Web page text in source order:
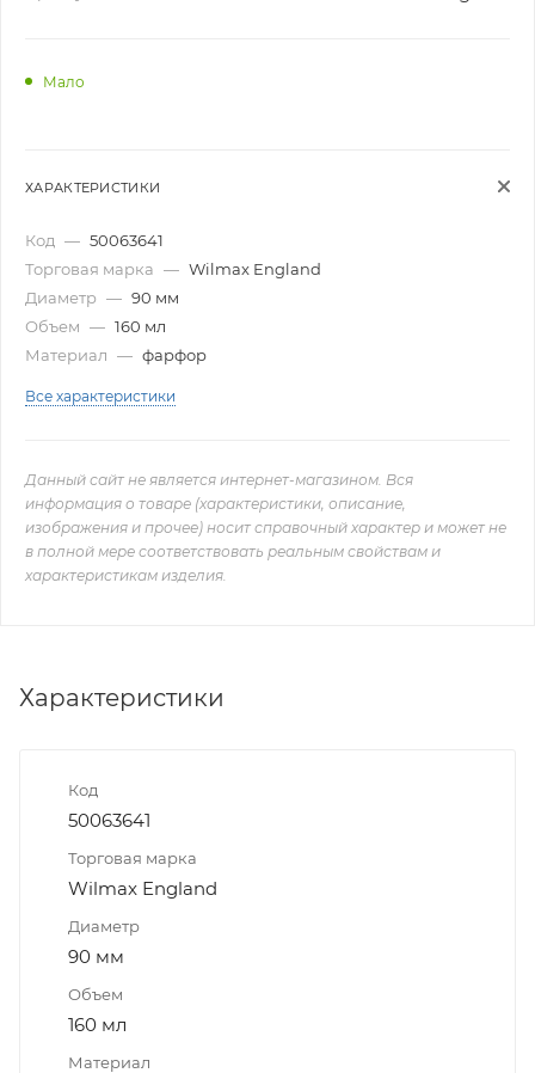
Мало
ХАРАКТЕРИСТИКИ
Код — 50063641
Торговая марка — Wilmax England
Диаметр — 90 мм
Объем — 160 мл
Материал — фарфор
Все характеристики
Данный сайт не является интернет-магазином. Вся
информация о товаре (характеристики, описание,
изображения и прочее) носит справочный характер и может не
в полной мере соответствовать реальным свойствам и
характеристикам изделия.
Характеристики
Код
50063641
Торговая марка
Wilmax England
Диаметр
90 мм
Объем
160 мл
Материал